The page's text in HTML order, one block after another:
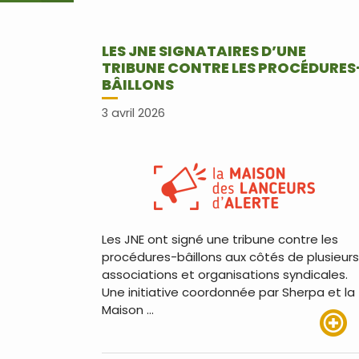
LES JNE SIGNATAIRES D’UNE
TRIBUNE CONTRE LES
BÂILLONS
3 avril 2026
Les JNE ont signé une tribune contre les
procédures-bâillons aux côtés de plusieurs
associations et organisations syndicales.
Une initiative coordonnée par Sherpa et la
Maison …